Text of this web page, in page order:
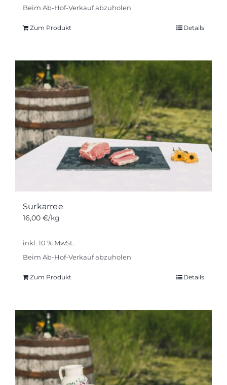
Beim Ab-Hof-Verkauf abzuholen
Zum Produkt Details
Surkarree
16,00 €/kg
inkl. 10 % MwSt.
Beim Ab-Hof-Verkauf abzuholen
Zum Produkt Details